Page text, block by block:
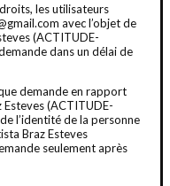
les utilisateurs
avec l’objet de
(ACTITUDE-
dans un délai de
demande en rapport
(ACTITUDE-
l’identité de la personne
Braz Esteves
seulement après